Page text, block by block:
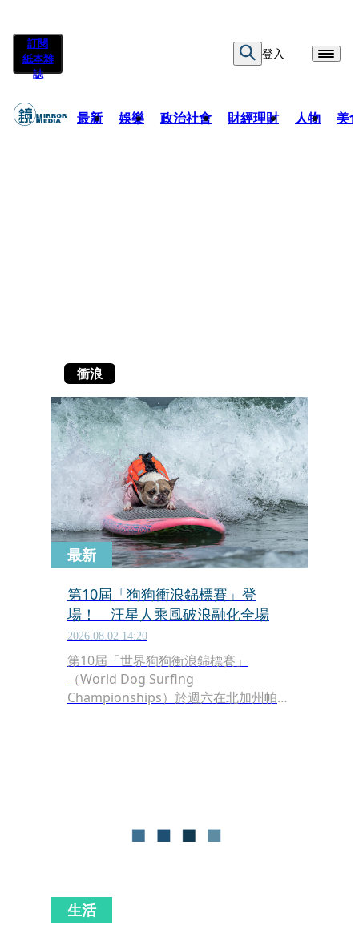
訂閱
紙本雜
誌
登入
最新 娛樂 政治社會 財經理財 人物 美
衝浪
最新
第10屆「狗狗衝浪錦標賽」登
場！ 汪星人乘風破浪融化全場
2026.08.02 14:20
第10屆「世界狗狗衝浪錦標賽」
（World Dog Surfing
Championships）於週六在北加州帕西
生活